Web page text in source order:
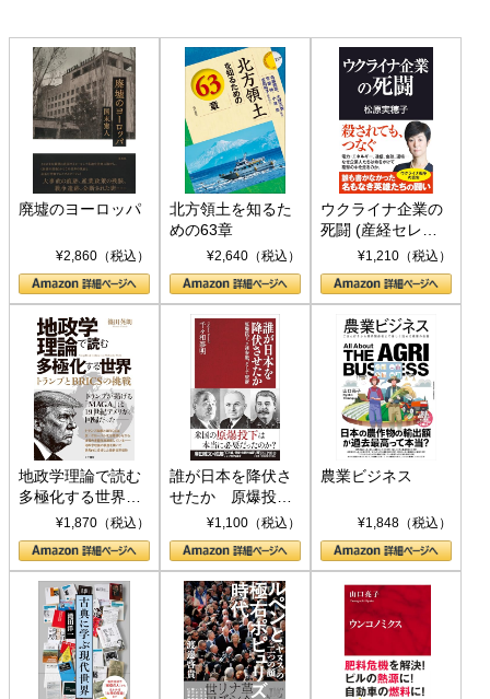
廃墟のヨーロッパ
¥2,860（税込）
北方領土を知るた
めの63章
¥2,640（税込）
ウクライナ企業の
死闘 (産経セレク
ト S 039)¥1,210（税込）
地政学理論で読む
多極化する世界：
トランプとBRICS
の挑戦
¥1,870（税込）
誰が日本を降伏さ
せたか 原爆投
下、ソ連参戦、そ
して聖断 (PHP新
書)
¥1,100（税込）
農業ビジネス
¥1,848（税込）